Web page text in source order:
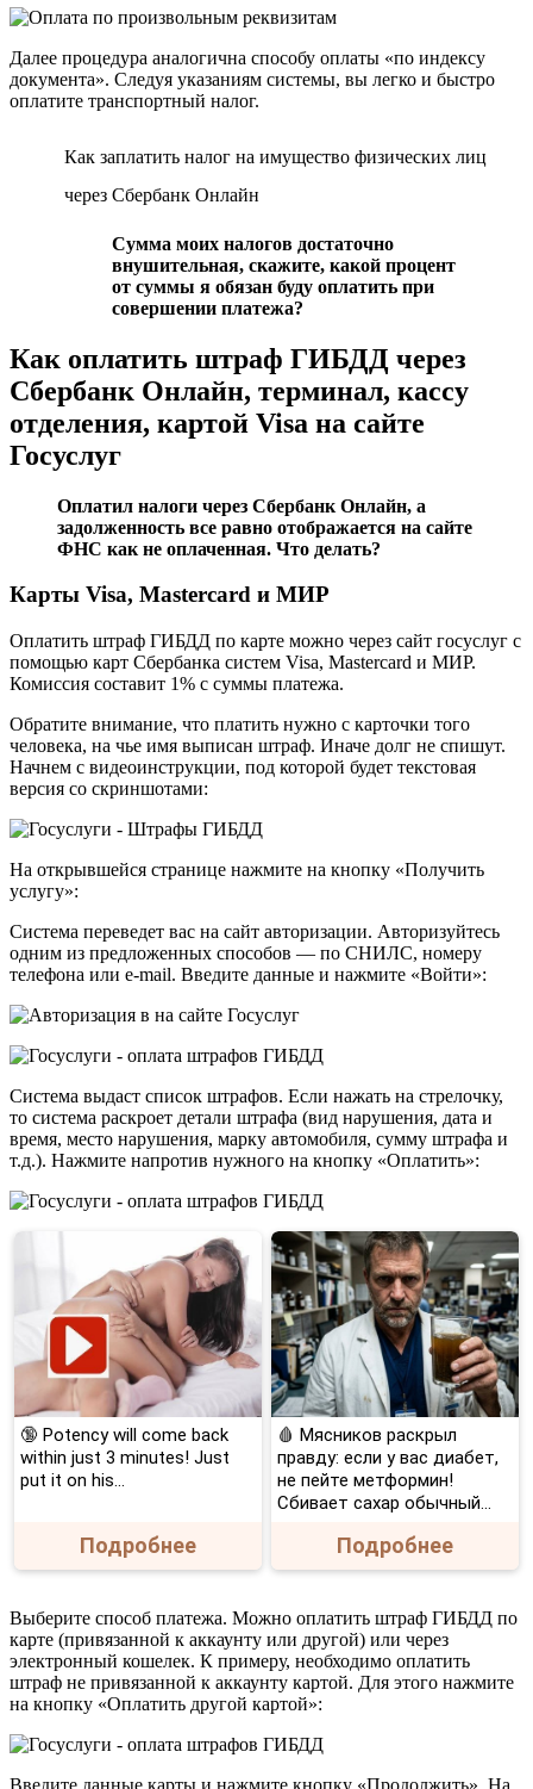
Далее процедура аналогична способу оплаты «по индексу
документа». Следуя указаниям системы, вы легко и быстро
оплатите транспортный налог.
Как заплатить налог на имущество физических лиц
через Сбербанк Онлайн
Сумма моих налогов достаточно
внушительная, скажите, какой процент
от суммы я обязан буду оплатить при
совершении платежа?
Как оплатить штраф ГИБДД через
Сбербанк Онлайн, терминал, кассу
отделения, картой Visa на сайте
Госуслуг
Оплатил налоги через Сбербанк Онлайн, а
задолженность все равно отображается на сайте
ФНС как не оплаченная. Что делать?
Карты Visa, Mastercard и МИР
Оплатить штраф ГИБДД по карте можно через сайт госуслуг с
помощью карт Сбербанка систем Visa, Mastercard и МИР.
Комиссия составит 1% с суммы платежа.
Обратите внимание, что платить нужно с карточки того
человека, на чье имя выписан штраф. Иначе долг не спишут.
Начнем с видеоинструкции, под которой будет текстовая
версия со скриншотами:
На открывшейся странице нажмите на кнопку «Получить
услугу»:
Система переведет вас на сайт авторизации. Авторизуйтесь
одним из предложенных способов — по СНИЛС, номеру
телефона или e-mail. Введите данные и нажмите «Войти»:
Система выдаст список штрафов. Если нажать на стрелочку,
то система раскроет детали штрафа (вид нарушения, дата и
время, место нарушения, марку автомобиля, сумму штрафа и
т.д.). Нажмите напротив нужного на кнопку «Оплатить»:
🔞 Potency will come back
within just 3 minutes! Just
put it on his…
Подробнее
🩸 Мясников раскрыл
правду: если у вас диабет,
не пейте метформин!
Сбивает сахар обычный...
Подробнее
Выберите способ платежа. Можно оплатить штраф ГИБДД по
карте (привязанной к аккаунту или другой) или через
электронный кошелек. К примеру, необходимо оплатить
штраф не привязанной к аккаунту картой. Для этого нажмите
на кнопку «Оплатить другой картой»:
Введите данные карты и нажмите кнопку «Продолжить». На